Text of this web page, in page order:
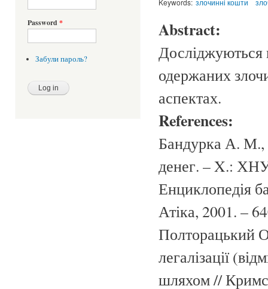
Password *
Забули пароль?
Abstract:
Досліджуються
одержаних
аспектах.
References:
Бандурка А. М.,
денег. – X.:
Енциклопедія
Атіка, 2001. –
Полторацький
легалізації
шляхом //